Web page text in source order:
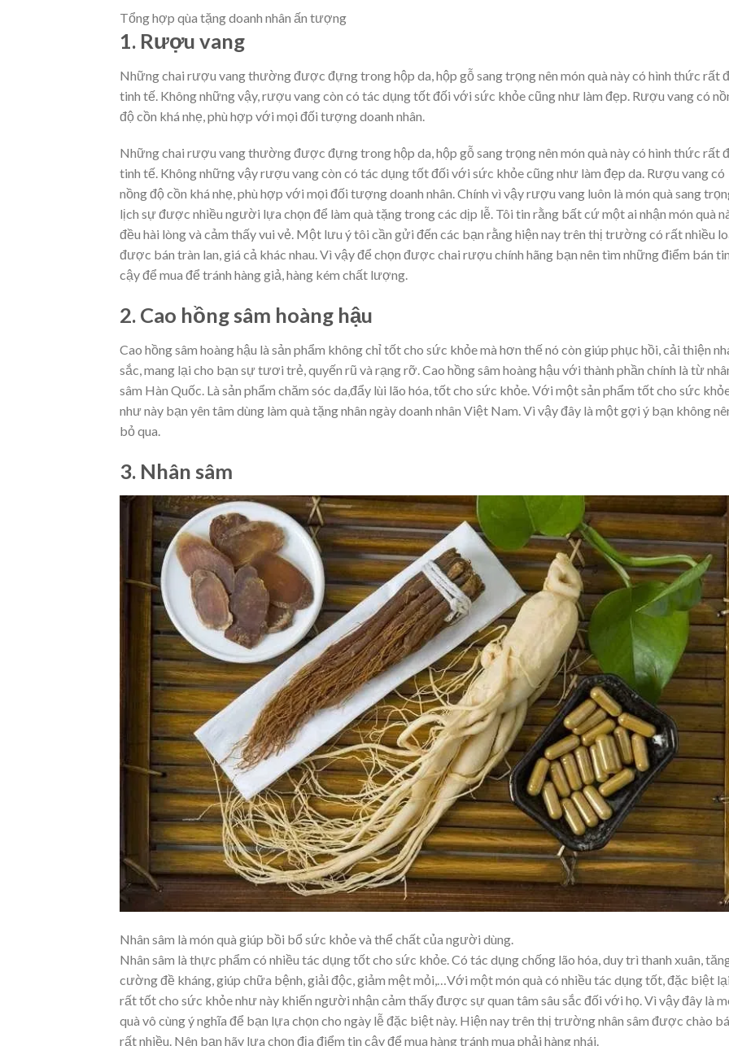
Tổng hợp qùa tặng doanh nhân ấn tượng
1. Rượu vang
Những chai rượu vang thường được đựng trong hộp da, hộp gỗ sang trọng nên món quà này có hình thức rất
tinh tế. Không những vậy, rượu vang còn có tác dụng tốt đối với sức khỏe cũng như làm đẹp. Rượu vang có
độ cồn khá nhẹ, phù hợp với mọi đối tượng doanh nhân.
Những chai rượu vang thường được đựng trong hộp da, hộp gỗ sang trọng nên món quà này có hình thức rất
tinh tế. Không những vậy rượu vang còn có tác dụng tốt đối với sức khỏe cũng như làm đẹp da. Rượu vang có
nồng độ cồn khá nhẹ, phù hợp với mọi đối tượng doanh nhân. Chính vì vậy rượu vang luôn là món quà sang
lịch sự được nhiều người lựa chọn để làm quà tặng trong các dịp lễ. Tôi tin rằng bất cứ một ai nhận món quà
đều hài lòng và cảm thấy vui vẻ. Một lưu ý tôi cần gửi đến các bạn rằng hiện nay trên thị trường có rất nhiều
được bán tràn lan, giá cả khác nhau. Vì vậy để chọn được chai rượu chính hãng bạn nên tìm những điểm bán
cậy để mua để tránh hàng giả, hàng kém chất lượng.
2. Cao hồng sâm hoàng hậu
Cao hồng sâm hoàng hậu là sản phẩm không chỉ tốt cho sức khỏe mà hơn thế nó còn giúp phục hồi, cải thiện
sắc, mang lại cho bạn sự tươi trẻ, quyến rũ và rạng rỡ. Cao hồng sâm hoàng hậu với thành phần chính là từ
sâm Hàn Quốc. Là sản phẩm chăm sóc da,đẩy lùi lão hóa, tốt cho sức khỏe. Với một sản phẩm tốt cho sức
như này bạn yên tâm dùng làm quà tặng nhân ngày doanh nhân Việt Nam. Vì vậy đây là một gợi ý bạn không
bỏ qua.
3. Nhân sâm
Nhân sâm là món quà giúp bồi bổ sức khỏe và thể chất của người dùng.
Nhân sâm là thực phẩm có nhiều tác dụng tốt cho sức khỏe. Có tác dụng chống lão hóa, duy trì thanh xuân,
cường đề kháng, giúp chữa bệnh, giải độc, giảm mệt mỏi,…Với một món quà có nhiều tác dụng tốt, đặc biệt
rất tốt cho sức khỏe như này khiến người nhận cảm thấy được sự quan tâm sâu sắc đối với họ. Vì vậy đây là
quà vô cùng ý nghĩa để bạn lựa chọn cho ngày lễ đặc biệt này. Hiện nay trên thị trường nhân sâm được chào
rất nhiều. Nên bạn hãy lựa chọn địa điểm tin cậy để mua hàng tránh mua phải hàng nhái.